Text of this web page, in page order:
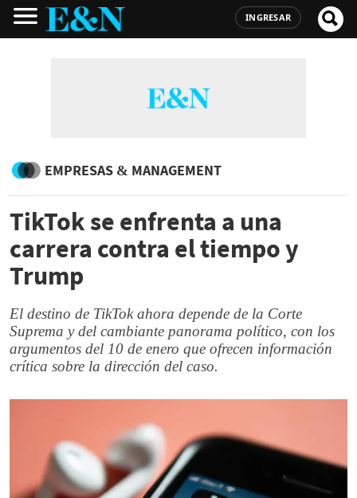
INGRESAR
EMPRESAS & MANAGEMENT
TikTok se enfrenta a una
carrera contra el tiempo y
Trump
El destino de TikTok ahora depende de la Corte
Suprema y del cambiante panorama político, con los
argumentos del 10 de enero que ofrecen información
crítica sobre la dirección del caso.